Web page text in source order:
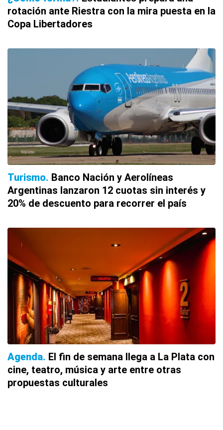
rotación ante Riestra con la mira puesta en la
Copa Libertadores
Turismo Banco Nación y Aerolíneas
Argentinas lanzaron 12 cuotas sin interés y
20% de descuento para recorrer el país
Agenda El fin de semana llega a La Plata con
cine, teatro, música y arte entre otras
propuestas culturales